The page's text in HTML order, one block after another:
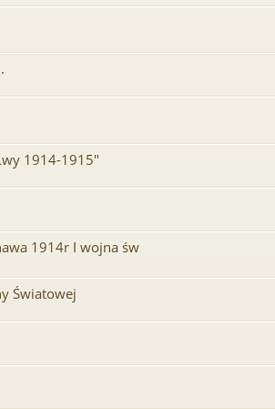
1914-1915"
1914r I wojna św
Światowej